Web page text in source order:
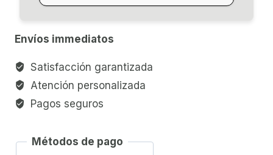
cantidad
Envíos immediatos
Satisfacción garantizada
Atención personalizada
Pagos seguros
Métodos de pago